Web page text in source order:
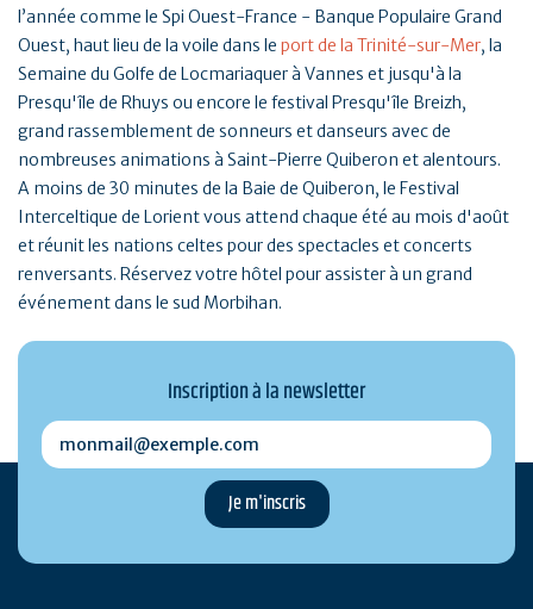
l’année comme le Spi Ouest-France - Banque Populaire Grand
Ouest, haut lieu de la voile dans le port de la Trinité-sur-Mer, la
Semaine du Golfe de Locmariaquer à Vannes et jusqu'à la
Presqu'île de Rhuys ou encore le festival Presqu'île Breizh,
grand rassemblement de sonneurs et danseurs avec de
nombreuses animations à Saint-Pierre Quiberon et alentours.
A moins de 30 minutes de la Baie de Quiberon, le Festival
Interceltique de Lorient vous attend chaque été au mois d'août
et réunit les nations celtes pour des spectacles et concerts
renversants. Réservez votre hôtel pour assister à un grand
événement dans le sud Morbihan.
Inscription à la newsletter
monmail@exemple.com